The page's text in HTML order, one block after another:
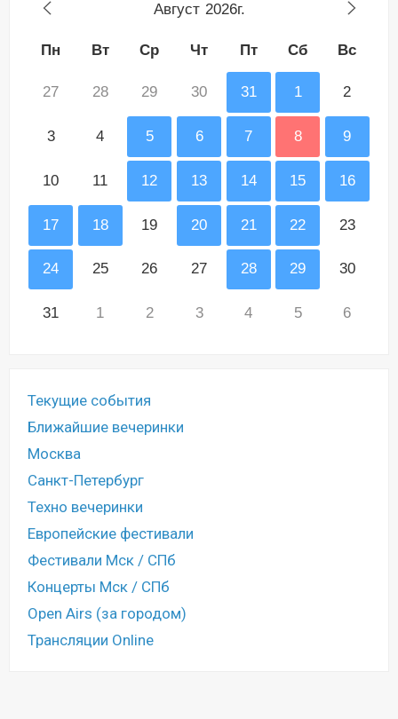
Август 2026г.
Пн Вт Ср Чт Пт Сб Вс
27 28 29 30 31 1 2
3 4 5 6 7 8 9
10 11 12 13 14 15 16
17 18 19 20 21 22 23
24 25 26 27 28 29 30
31 1 2 3 4 5 6
Текущие события
Ближайшие вечеринки
Москва
Санкт-Петербург
Техно вечеринки
Европейские фестивали
Фестивали Мск / СПб
Концерты Мск / СПб
Open Airs (за городом)
Трансляции Online